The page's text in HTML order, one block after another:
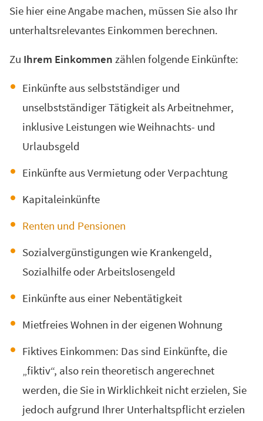
Sie hier eine Angabe machen, müssen Sie also Ihr
unterhaltsrelevantes Einkommen berechnen.
Zu Ihrem Einkommen zählen folgende Einkünfte:
Einkünfte aus selbstständiger und
unselbstständiger Tätigkeit als Arbeitnehmer,
inklusive Leistungen wie Weihnachts- und
Urlaubsgeld
Einkünfte aus Vermietung oder Verpachtung
Kapitaleinkünfte
Renten und Pensionen
Sozialvergünstigungen wie Krankengeld,
Sozialhilfe oder Arbeitslosengeld
Einkünfte aus einer Nebentätigkeit
Mietfreies Wohnen in der eigenen Wohnung
Fiktives Einkommen: Das sind Einkünfte, die
„fiktiv“, also rein theoretisch angerechnet
werden, die Sie in Wirklichkeit nicht erzielen, Sie
jedoch aufgrund Ihrer Unterhaltspflicht erzielen